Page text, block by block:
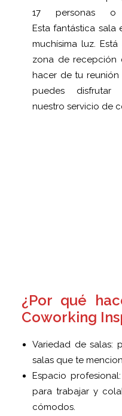
17 personas o
Esta fantástica sala
muchísima luz.
zona de recepción
hacer de tu
puedes
nuestro servicio de
¿Por qué
Coworking
Variedad de salas:
salas que te
Espacio
para trabajar y
cómodos.